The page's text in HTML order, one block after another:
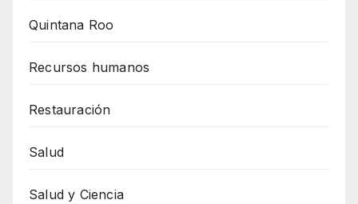
Quintana Roo
Recursos humanos
Restauración
Salud
Salud y Ciencia